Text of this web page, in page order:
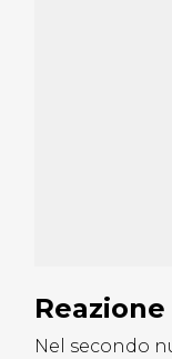
Nel secondo